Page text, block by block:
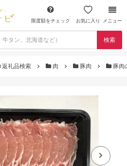
限度額をチェック お気に入り メニュー
検索
返礼品検索 肉 豚肉 豚肉